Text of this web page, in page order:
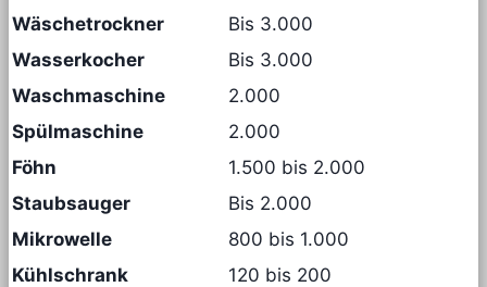
Wäschetrockner
Bis 3.000
Wasserkocher
Bis 3.000
Waschmaschine
2.000
Spülmaschine
2.000
Föhn
1.500 bis 2.000
Staubsauger
Bis 2.000
Mikrowelle
800 bis 1.000
Kühlschrank
120 bis 200